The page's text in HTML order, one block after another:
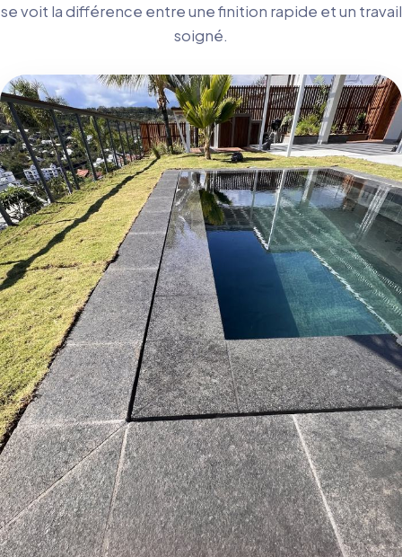
se voit la différence entre une finition rapide et un travail
soigné.